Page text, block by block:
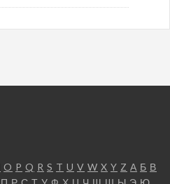
O P Q R S T U V W X Y Z А Б В